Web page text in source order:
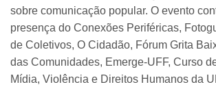
sobre comunicação popular. O evento
presença do Conexões Periféricas,
de Coletivos, O Cidadão, Fórum Grita
das Comunidades, Emerge-UFF, Curso
Mídia, Violência e Direitos Humanos da